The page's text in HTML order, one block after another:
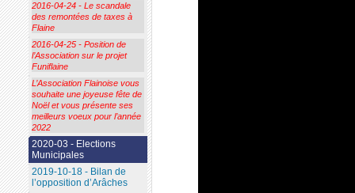
2016-04-24 - Le scandale
des remontées de taxes à
Flaine
2016-04-25 - Position de
l’Association sur le projet
Funiflaine
L’Association Flainoise vous
souhaite une joyeuse fête de
Noël et vous présente ses
meilleurs voeux pour l’année
2022
2020-03 - Elections
Municipales
2019-10-18 - Bilan de
l’opposition d’Arâches